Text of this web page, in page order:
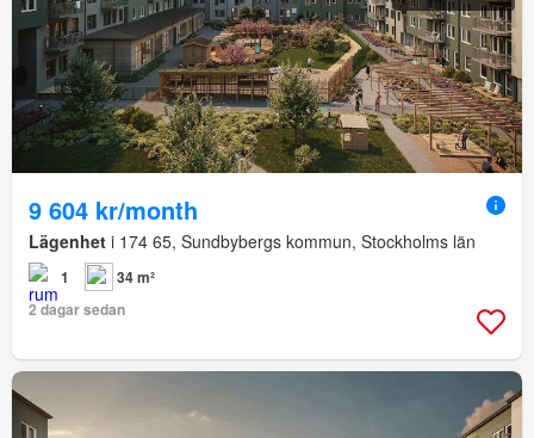
9 604 kr/month
Lägenhet i 174 65, Sundbybergs kommun, Stockholms län
1
34 m²
2 dagar sedan